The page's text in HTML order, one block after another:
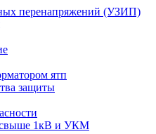
перенапряжений (УЗИП)
ятп
защиты
свыше 1кВ и УКМ